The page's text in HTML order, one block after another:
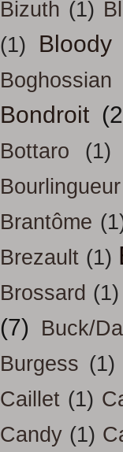
Bizuth (1)
(1)
Bloody
Boghossian
Bondroit
Bottaro
(1)
Bourlingueur
Brantôme
Brezault (1)
Brossard (1)
(7)
Buck/
Burgess (1)
Caillet (1)
Candy (1)